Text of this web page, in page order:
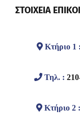
ΣΤΟΙΧΕΙΑ
Κτήριο 1
Τηλ. :
Κτήριο 2